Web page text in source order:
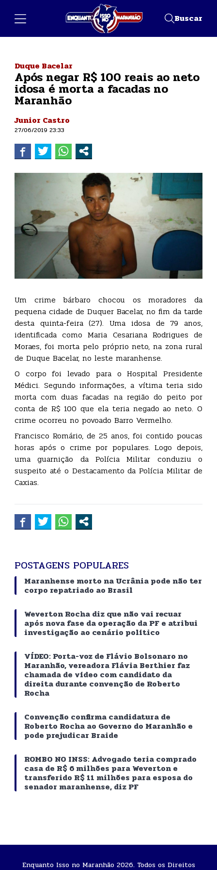
Buscar
Duque Bacelar
Após negar R$ 100 reais ao neto
idosa é morta a facadas no
Maranhão
Junior Castro
27/06/2019 23:33
Um crime bárbaro chocou os moradores da
pequena cidade de Duquer Bacelar, no fim da tarde
desta quinta-feira (27). Uma idosa de 79 anos,
identificada como Maria Cesariana Rodrigues de
Moraes, foi morta pelo próprio neto, na zona rural
de Duque Bacelar, no leste maranhense.
O corpo foi levado para o Hospital Presidente
Médici. Segundo informações, a vítima teria sido
morta com duas facadas na região do peito por
conta de R$ 100 que ela teria negado ao neto. O
crime ocorreu no povoado Barro Vermelho.
Francisco Romário, de 25 anos, foi contido poucas
horas após o crime por populares. Logo depois,
uma guarnição da Polícia Militar conduziu o
suspeito até o Destacamento da Polícia Militar de
Caxias.
POSTAGENS POPULARES
Maranhense morto na Ucrânia pode não ter
corpo repatriado ao Brasil
Weverton Rocha diz que não vai recuar
após nova fase da operação da PF e atribui
investigação ao cenário político
VÍDEO: Porta-voz de Flávio Bolsonaro no
Maranhão, vereadora Flávia Berthier faz
chamada de vídeo com candidato da
direita durante convenção de Roberto
Rocha
Convenção confirma candidatura de
Roberto Rocha ao Governo do Maranhão e
pode prejudicar Braide
ROMBO NO INSS: Advogado teria comprado
casa de R$ 6 milhões para Weverton e
transferido R$ 11 milhões para esposa do
senador maranhense, diz PF
Enquanto Isso no Maranhão 2026. Todos os Direitos